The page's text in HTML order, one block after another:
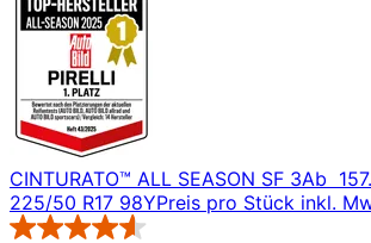
CINTURATO™ ALL SEASON SF 3Ab
225/50 R17 98YPreis pro Stück inkl.